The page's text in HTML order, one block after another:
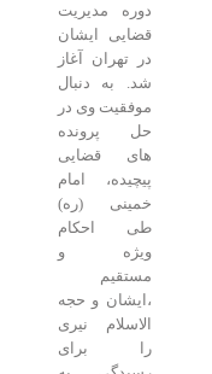
دوره مدیریت
قضایی ایشان
در تهران آغاز
شد. به دنبال
موفقیت وی در
حل پرونده
های قضایی
پیچیده، امام
خمینی (ره)
طی احکام
ویژه و
مستقیم
،‌ایشان و حجه
الاسلام نیری
را برای